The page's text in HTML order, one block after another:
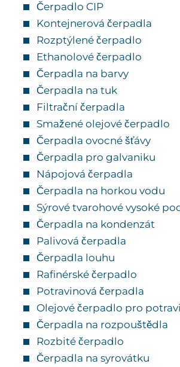
Čerpadlo CIP
Kontejnerová čerpadla
Rozptýlené čerpadlo
Ethanolové čerpadlo
Čerpadla na barvy
Čerpadla na tuk
Filtrační čerpadla
Smažené olejové čerpadlo
Čerpadla ovocné šťávy
Čerpadla pro galvaniku
Nápojová čerpadla
Čerpadla na horkou vodu
Sýrové tvarohové vysoké
Čerpadla na kondenzát
Palivová čerpadla
Čerpadla louhu
Rafinérské čerpadlo
Potravinová čerpadla
Olejové čerpadlo pro
Čerpadla na rozpouštědla
Rozbité čerpadlo
Čerpadla na syrovátku